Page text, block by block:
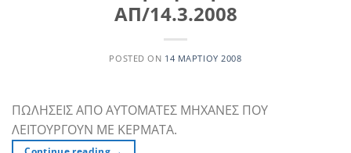
ΑΠ/14.3.2008
POSTED ON 14 ΜΑΡΤΊΟΥ 2008
ΠΩΛΗΣΕΙΣ ΑΠΟ ΑΥΤΟΜΑΤΕΣ ΜΗΧΑΝΕΣ ΠΟΥ
ΛΕΙΤΟΥΡΓΟΥΝ ΜΕ ΚΕΡΜΑΤΑ.